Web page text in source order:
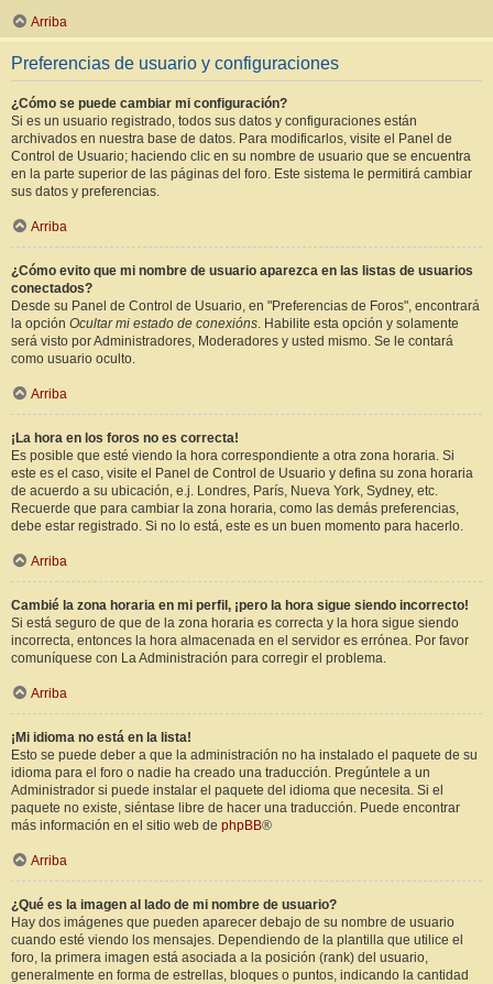
Arriba
Preferencias de usuario y configuraciones
¿Cómo se puede cambiar mi configuración?
Si es un usuario registrado, todos sus datos y configuraciones están
archivados en nuestra base de datos. Para modificarlos, visite el Panel de
Control de Usuario; haciendo clic en su nombre de usuario que se encuentra
en la parte superior de las páginas del foro. Este sistema le permitirá cambiar
sus datos y preferencias.
Arriba
¿Cómo evito que mi nombre de usuario aparezca en las listas de usuarios
conectados?
Desde su Panel de Control de Usuario, en "Preferencias de Foros", encontrará
la opción Ocultar mi estado de conexións. Habilite esta opción y solamente
será visto por Administradores, Moderadores y usted mismo. Se le contará
como usuario oculto.
Arriba
¡La hora en los foros no es correcta!
Es posible que esté viendo la hora correspondiente a otra zona horaria. Si
este es el caso, visite el Panel de Control de Usuario y defina su zona horaria
de acuerdo a su ubicación, e.j. Londres, París, Nueva York, Sydney, etc.
Recuerde que para cambiar la zona horaria, como las demás preferencias,
debe estar registrado. Si no lo está, este es un buen momento para hacerlo.
Arriba
Cambié la zona horaria en mi perfil, ¡pero la hora sigue siendo incorrecto!
Si está seguro de que de la zona horaria es correcta y la hora sigue siendo
incorrecta, entonces la hora almacenada en el servidor es errónea. Por favor
comuníquese con La Administración para corregir el problema.
Arriba
¡Mi idioma no está en la lista!
Esto se puede deber a que la administración no ha instalado el paquete de su
idioma para el foro o nadie ha creado una traducción. Pregúntele a un
Administrador si puede instalar el paquete del idioma que necesita. Si el
paquete no existe, siéntase libre de hacer una traducción. Puede encontrar
más información en el sitio web de phpBB®
Arriba
¿Qué es la imagen al lado de mi nombre de usuario?
Hay dos imágenes que pueden aparecer debajo de su nombre de usuario
cuando esté viendo los mensajes. Dependiendo de la plantilla que utilice el
foro, la primera imagen está asociada a la posición (rank) del usuario,
generalmente en forma de estrellas, bloques o puntos, indicando la cantidad